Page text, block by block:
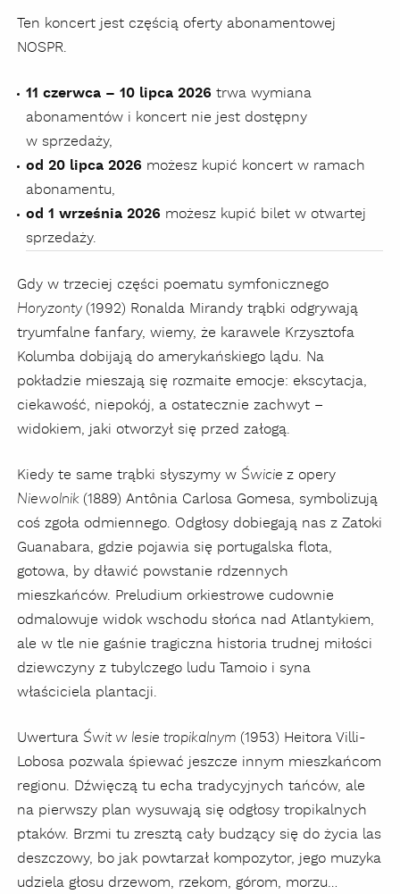
Ten koncert jest częścią oferty abonamentowej
NOSPR.
11 czerwca – 10 lipca 2026 trwa wymiana
abonamentów i koncert nie jest dostępny
w sprzedaży,
od 20 lipca 2026 możesz kupić koncert w ramach
abonamentu,
od 1 września 2026 możesz kupić bilet w otwartej
sprzedaży.
Gdy w trzeciej części poematu symfonicznego
Horyzonty (1992) Ronalda Mirandy trąbki odgrywają
tryumfalne fanfary, wiemy, że karawele Krzysztofa
Kolumba dobijają do amerykańskiego lądu. Na
pokładzie mieszają się rozmaite emocje: ekscytacja,
ciekawość, niepokój, a ostatecznie zachwyt –
widokiem, jaki otworzył się przed załogą.
Kiedy te same trąbki słyszymy w Świcie z opery
Niewolnik (1889) Antônia Carlosa Gomesa, symbolizują
coś zgoła odmiennego. Odgłosy dobiegają nas z Zatoki
Guanabara, gdzie pojawia się portugalska flota,
gotowa, by dławić powstanie rdzennych
mieszkańców. Preludium orkiestrowe cudownie
odmalowuje widok wschodu słońca nad Atlantykiem,
ale w tle nie gaśnie tragiczna historia trudnej miłości
dziewczyny z tubylczego ludu Tamoio i syna
właściciela plantacji.
Uwertura Świt w lesie tropikalnym (1953) Heitora Villi-
Lobosa pozwala śpiewać jeszcze innym mieszkańcom
regionu. Dźwięczą tu echa tradycyjnych tańców, ale
na pierwszy plan wysuwają się odgłosy tropikalnych
ptaków. Brzmi tu zresztą cały budzący się do życia las
deszczowy, bo jak powtarzał kompozytor, jego muzyka
udziela głosu drzewom, rzekom, górom, morzu…